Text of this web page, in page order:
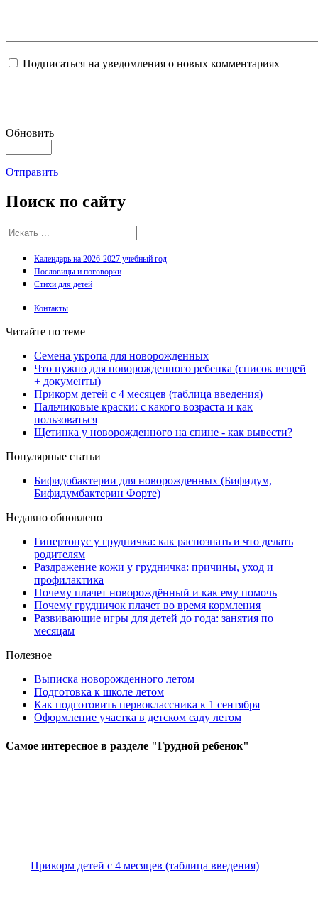
Подписаться на уведомления о новых комментариях
Обновить
Отправить
Поиск по сайту
Календарь на 2026-2027 учебный год
Пословицы и поговорки
Стихи для детей
Контакты
Читайте по теме
Семена укропа для новорожденных
Что нужно для новорожденного ребенка (список вещей
+ документы)
Прикорм детей с 4 месяцев (таблица введения)
Пальчиковые краски: с какого возраста и как
пользоваться
Щетинка у новорожденного на спине - как вывести?
Популярные статьи
Бифидобактерии для новорожденных (Бифидум,
Бифидумбактерин Форте)
Недавно обновлено
Гипертонус у грудничка: как распознать и что делать
родителям
Раздражение кожи у грудничка: причины, уход и
профилактика
Почему плачет новорождённый и как ему помочь
Почему грудничок плачет во время кормления
Развивающие игры для детей до года: занятия по
месяцам
Полезное
Выписка новорожденного летом
Подготовка к школе летом
Как подготовить первоклассника к 1 сентября
Оформление участка в детском саду летом
Самое интересное в разделе "Грудной ребенок"
Прикорм детей с 4 месяцев (таблица введения)